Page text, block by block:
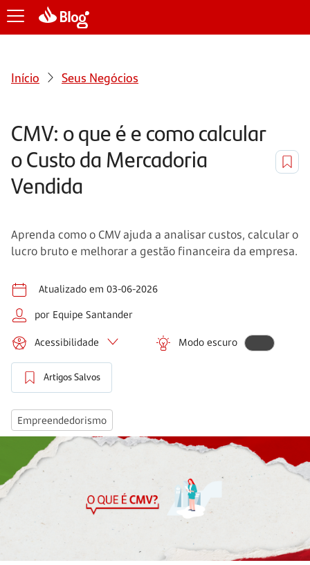
Início Seus Negócios
CMV: o que é e como calcular
o Custo da Mercadoria
Vendida
Aprenda como o CMV ajuda a analisar custos, calcular o
lucro bruto e melhorar a gestão financeira da empresa.
Atualizado em 03-06-2026
por Equipe Santander
Acessibilidade Modo escuro
Artigos Salvos
Empreendedorismo